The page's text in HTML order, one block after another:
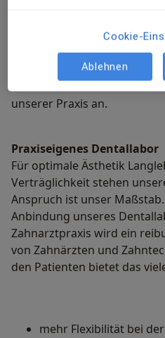
craniomandibuläre
Für Rückfragen stehen wir
zur Verfügung.
unter dem Stichwort
unserer Praxis an.
Praxiseigenes Dentallabor
Für optimale Ästhetik
Verträglichkeit stehen
Anspruch ist unser
Anbindung unseres
Zahnarztpraxis wird ein
von Zahnärzten und
den Patienten bietet das
mehr Flexibilität bei
Cookie-
Ablehnen